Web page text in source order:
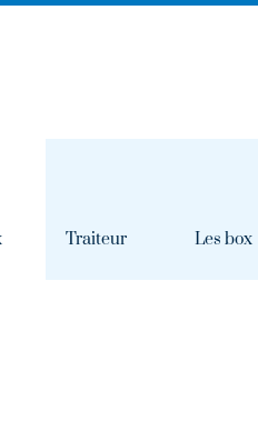
Traiteur Les box